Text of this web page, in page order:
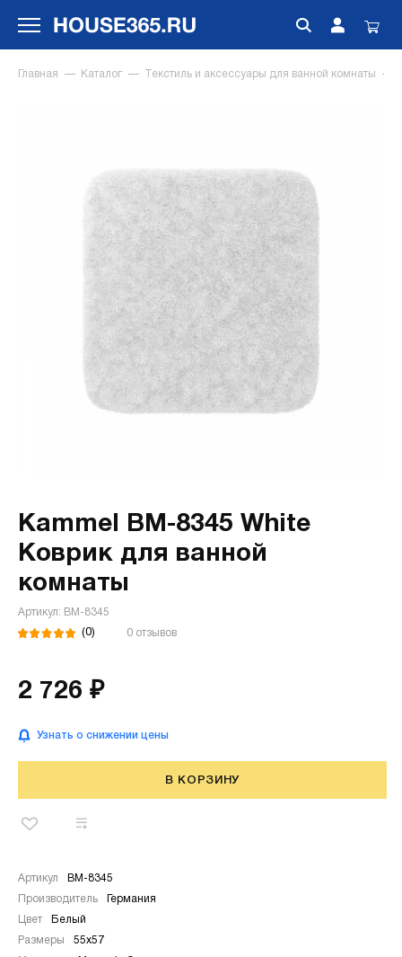
Главная Каталог Текстиль и аксессуары для ванной комнаты
Kammel BM-8345 White
Коврик для ванной
комнаты
Артикул: BM-8345
(0) 0 отзывов
2 726 ₽
Узнать о снижении цены
В КОРЗИНУ
Артикул BM-8345
Производитель Германия
Цвет Белый
Размеры 55х57